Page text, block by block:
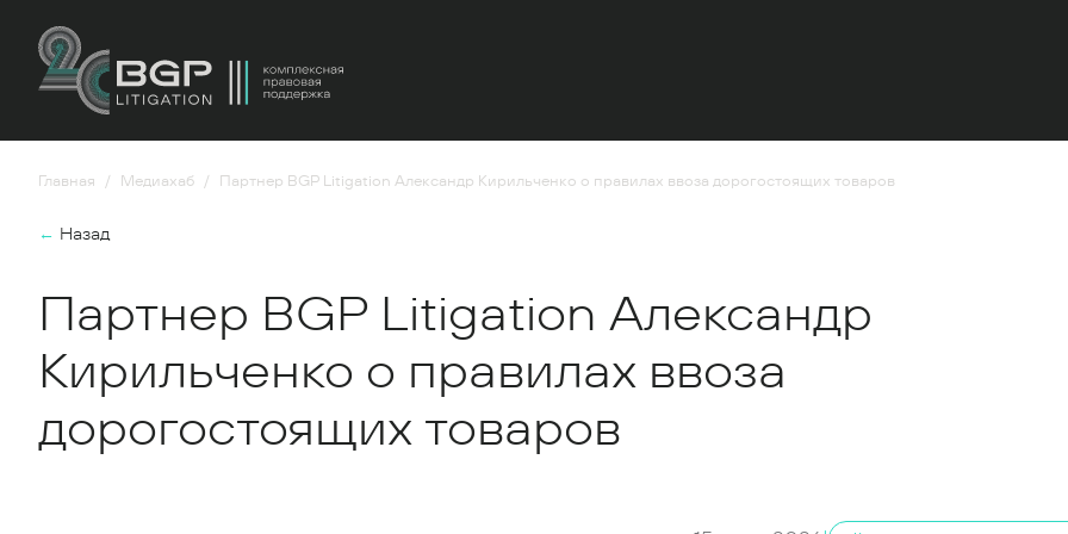
Главная Медиахаб Партнер BGP Litigation Александр Кирильченко о правилах ввоза дорогостоящих товаров
← Назад
Партнер BGP Litigation Александр
Кирильченко о правилах ввоза
дорогостоящих товаров